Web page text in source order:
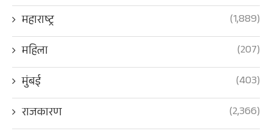
महाराष्ट्र
(1,889)
महिला
(207)
मुंबई
(403)
राजकारण
(2,366)